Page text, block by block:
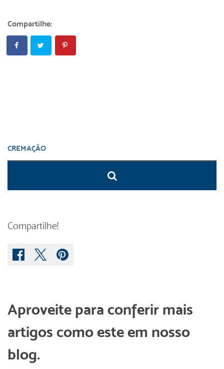
Compartilhe:
Compartilhe!
Aproveite para conferir mais
artigos como este em nosso
blog.